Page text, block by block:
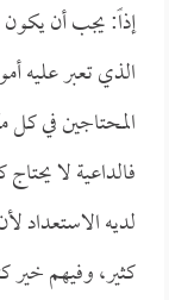
إذاً: يجب أن يكون
الذي تعبر عليه
المحتاجين في
فالداعية لا
لديه الاستعداد
كثير، وفيهم خير